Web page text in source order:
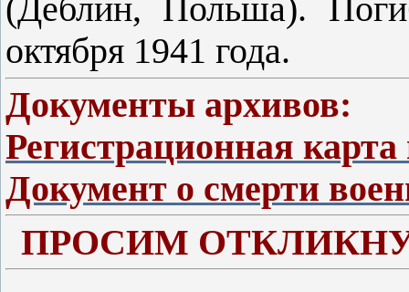
(Деблин, Польша).
октября 1941 года.
Документы архивов:
Регистрационная
Документ о смерти
ПРОСИМ